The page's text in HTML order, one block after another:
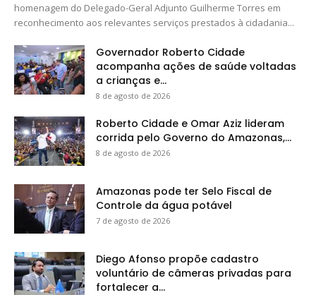
homenagem do Delegado-Geral Adjunto Guilherme Torres em
reconhecimento aos relevantes serviços prestados à cidadania...
Governador Roberto Cidade
acompanha ações de saúde voltadas
a crianças e...
8 de agosto de 2026
Roberto Cidade e Omar Aziz lideram
corrida pelo Governo do Amazonas,...
8 de agosto de 2026
Amazonas pode ter Selo Fiscal de
Controle da água potável
7 de agosto de 2026
Diego Afonso propõe cadastro
voluntário de câmeras privadas para
fortalecer a...